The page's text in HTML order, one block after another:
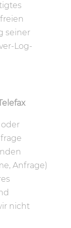
seiner
Log-
oder
Anfrage)
nicht